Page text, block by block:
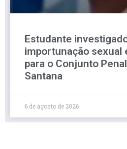
Estudante
importunação sexual
para o Conjunto
Santana
6 de agosto de 2026